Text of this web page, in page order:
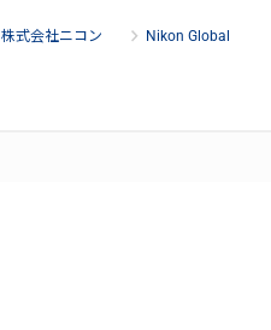
株式会社ニコン Nikon Global